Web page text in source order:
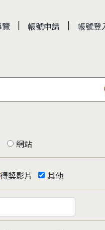
| 帳號申請 | 帳號登
網站
得獎影片 其他